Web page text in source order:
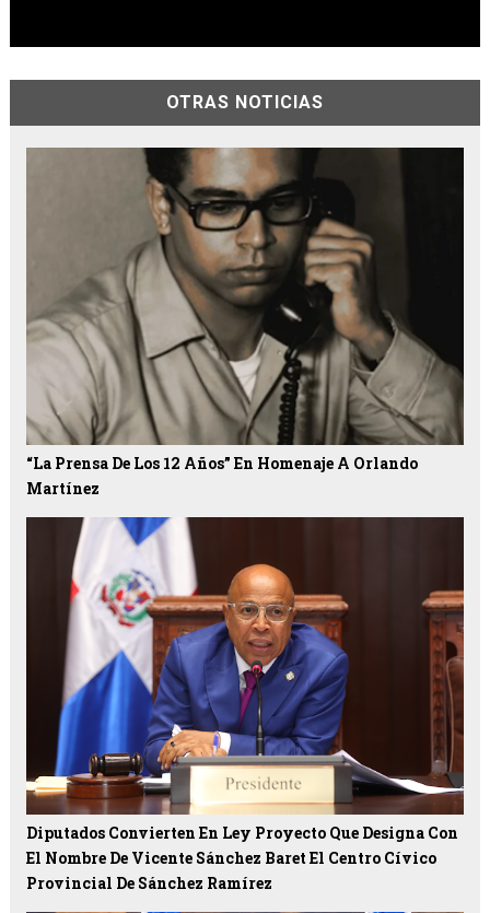
OTRAS NOTICIAS
“La Prensa De Los 12 Años” En Homenaje A Orlando
Martínez
Diputados Convierten En Ley Proyecto Que Designa Con
El Nombre De Vicente Sánchez Baret El Centro Cívico
Provincial De Sánchez Ramírez